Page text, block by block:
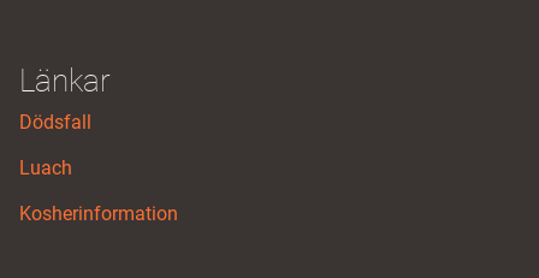
Länkar
Dödsfall
Luach
Kosherinformation